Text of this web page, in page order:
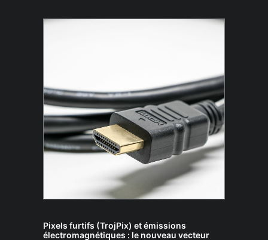
Pixels furtifs (TrojPix) et émissions
électromagnétiques : le nouveau vecteur